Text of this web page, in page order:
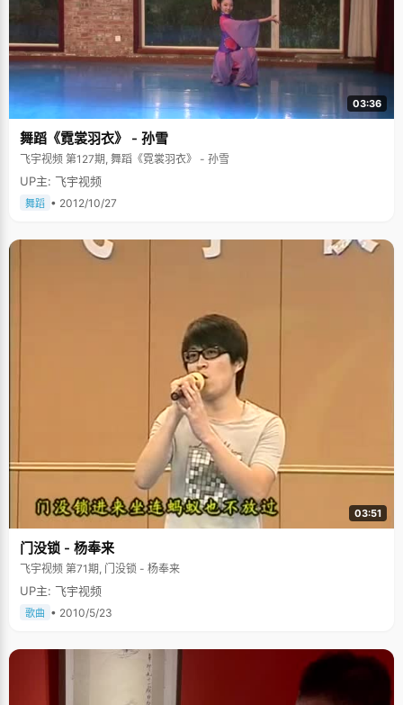
03:36
舞蹈《霓裳羽衣》 - 孙雪
飞宇视频 第127期, 舞蹈《霓裳羽衣》 - 孙雪
UP主: 飞宇视频
舞蹈 • 2012/10/27
03:51
门没锁 - 杨奉来
飞宇视频 第71期, 门没锁 - 杨奉来
UP主: 飞宇视频
歌曲 • 2010/5/23